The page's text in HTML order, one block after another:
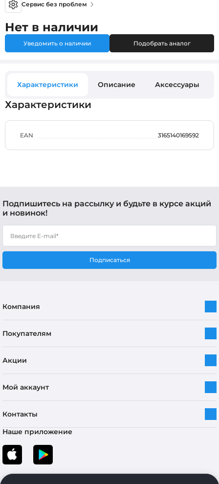
Сервис без проблем
Нет в наличии
Уведомить о наличии Подобрать аналог
Характеристики Описание Аксессуары
Характеристики
EAN 3165140169592
Подпишитесь на рассылку и будьте в курсе акций
и новинок!
Подписаться
Компания
Покупателям
Акции
Мой аккаунт
Контакты
Наше приложение